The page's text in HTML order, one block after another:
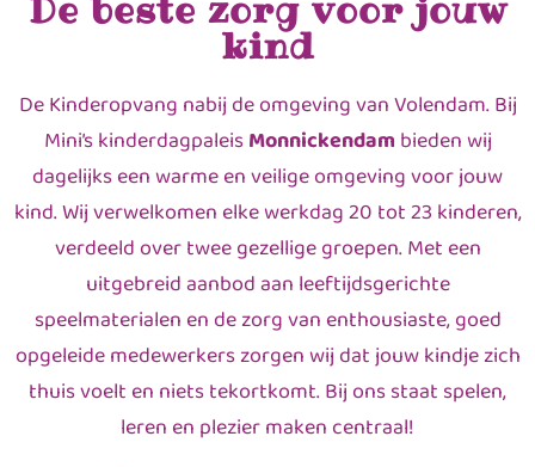
De beste zorg voor jouw
kind
De Kinderopvang nabij de omgeving van Volendam. Bij
Mini’s kinderdagpaleisMonnickendam bieden wij
dagelijks een warme en veilige omgeving voor jouw
kind. Wij verwelkomen elke werkdag 20 tot 23 kinderen,
verdeeld over twee gezellige groepen. Met een
uitgebreid aanbod aan leeftijdsgerichte
speelmaterialen en de zorg van enthousiaste, goed
opgeleide medewerkers zorgen wij dat jouw kindje zich
thuis voelt en niets tekortkomt. Bij ons staat spelen,
leren en plezier maken centraal!